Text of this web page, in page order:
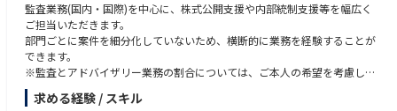
監査業務(国内・国際)を中心に、株式公開支援や内部統制支援等を幅広く
ご担当いただきます。
部門ごとに案件を細分化していないため、横断的に業務を経験することが
できます。
※監査とアドバイザリー業務の割合については、ご本人の希望を考慮しま
す。
求める経験 / スキル